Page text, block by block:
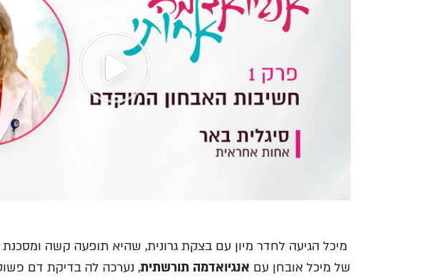
מיכל הגיעה לחדר מיון עם בצקת גרונית, שהיא תופעה קשה
של מיכל אובחן עם אנגיואדמה תורשתית, נערכה לה בדיקת דם